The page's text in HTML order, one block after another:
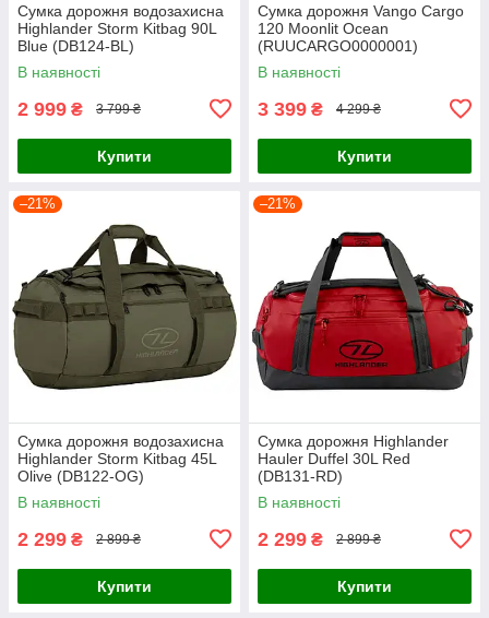
Сумка дорожня водозахисна
Highlander Storm Kitbag 90L
Blue (DB124-BL)
В наявності
2 999 ₴ 3 799 ₴
Купити
Сумка дорожня Vango Cargo
120 Moonlit Ocean
(RUUCARGO0000001)
В наявності
3 399 ₴ 4 299 ₴
Купити
–21%
Сумка дорожня водозахисна
Highlander Storm Kitbag 45L
Olive (DB122-OG)
В наявності
2 299 ₴ 2 899 ₴
Купити
–21%
Сумка дорожня Highlander
Hauler Duffel 30L Red
(DB131-RD)
В наявності
2 299 ₴ 2 899 ₴
Купити